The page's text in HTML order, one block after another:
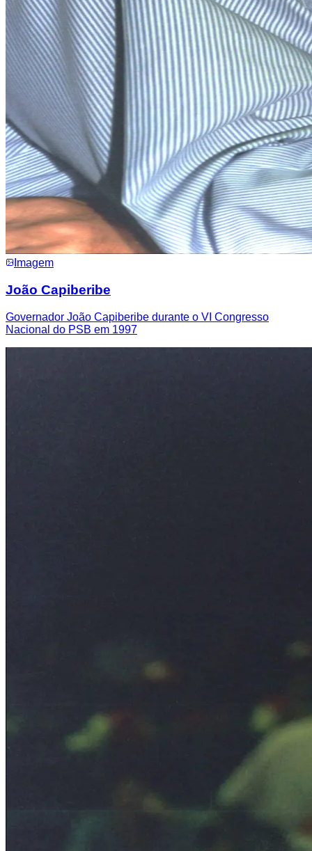
Imagem
João Capiberibe
Governador João Capiberibe durante o VI Congresso
Nacional do PSB em 1997